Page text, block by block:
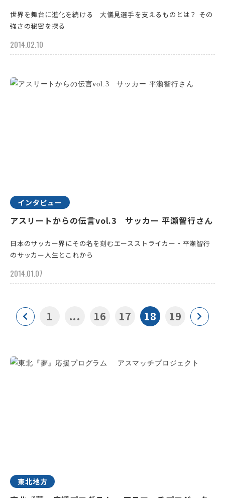
世界を舞台に進化を続ける 大儀見選手を支えるものとは？ その
強さの秘密を探る
2014.02.10
インタビュー
アスリートからの伝言vol.3 サッカー 平瀬智行さん
日本のサッカー界にその名を刻むエースストライカー・平瀬智行
のサッカー人生とこれから
2014.01.07
1 ... 16 17 18 19
東北地方